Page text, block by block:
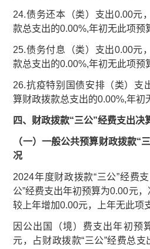
24.债务还本（类）支出0.00元
款总支出的0.00%,年初无此项预
25.债务付息（类）支出0.00元
款总支出的0.00%,年初无此项预
26.抗疫特别国债安排（类）支
算财政拨款总支出的0.00%,年初
四、 财政拨款“三公”经费支出决
（一）一般公共预算财政拨款“
况
2024年度财政拨款“三公”经费
公”经费支出年初预算为0.00元
较上年增加0.00元，上年无此项
因公出国（境）费支出年初预
元，占财政拨款“三公”经费总